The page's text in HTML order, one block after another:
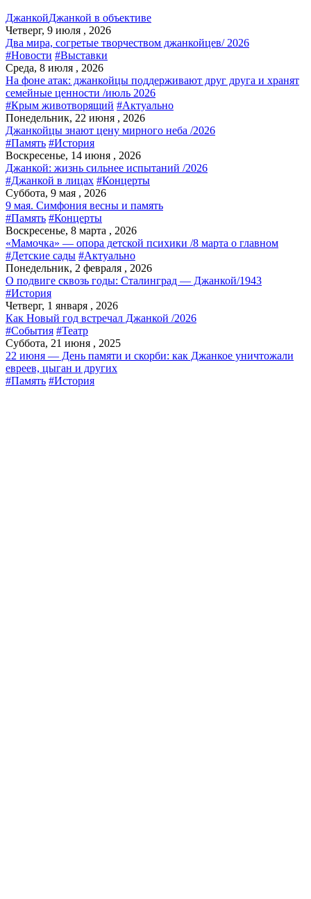
ДжанкойДжанкой в объективе
Четверг, 9 июля , 2026
Два мира, согретые творчеством джанкойцев/ 2026
#Новости #Выставки
Среда, 8 июля , 2026
На фоне атак: джанкойцы поддерживают друг друга и хранят
семейные ценности /июль 2026
#Крым животворящий #Актуально
Понедельник, 22 июня , 2026
Джанкойцы знают цену мирного неба /2026
#Память #История
Воскресенье, 14 июня , 2026
Джанкой: жизнь сильнее испытаний /2026
#Джанкой в лицах #Концерты
Суббота, 9 мая , 2026
9 мая. Симфония весны и память
#Память #Концерты
Воскресенье, 8 марта , 2026
«Мамочка» — опора детской психики /8 марта о главном
#Детские сады #Актуально
Понедельник, 2 февраля , 2026
О подвиге сквозь годы: Сталинград — Джанкой/1943
#История
Четверг, 1 января , 2026
Как Новый год встречал Джанкой /2026
#События #Театр
Суббота, 21 июня , 2025
22 июня — День памяти и скорби: как Джанкое уничтожали
евреев, цыган и других
#Память #История